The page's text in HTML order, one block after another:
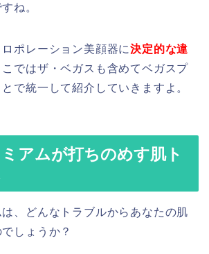
ね。
ポレーション美顔器に決定的な違
ではザ・ベガスも含めてベガスプ
で統一して紹介していきますよ。
アムが打ちのめす肌ト
、どんなトラブルからあなたの肌
しょうか？